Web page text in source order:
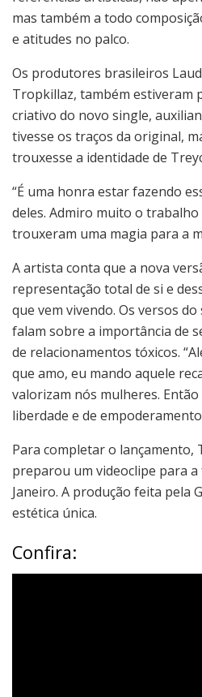
mas também a todo
e atitudes no palco.
Os produtores brasileiros
Tropkillaz, também estiveram
criativo do novo single,
tivesse os traços da original,
trouxesse a identidade de
“É uma honra estar fazendo
deles. Admiro muito o trabalho
trouxeram uma magia para a
A artista conta que a nova
representação total de si e
que vem vivendo. Os versos
falam sobre a importância de
de relacionamentos tóxicos.
que amo, eu mando aquele
valorizam nós mulheres.
liberdade e de
Para completar o lançamento,
preparou um videoclipe para
Janeiro. A produção feita pela
estética única.
Confira: